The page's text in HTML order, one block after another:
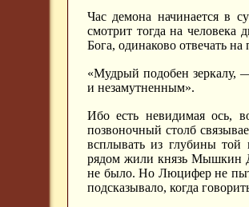
Час демона начинается в
смотрит тогда на
Бога, одинаково отвечать
«Мудрый подобен зеркалу,
и незамутненным».
Ибо есть невидимая ось,
позвоночный столб
всплывать из глубины той
рядом жили князь Мышкин
не было. Но Люцифер не
подсказывало, когда